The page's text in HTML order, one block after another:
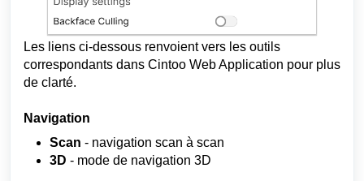
Les liens ci-dessous renvoient vers les outils
correspondants dans Cintoo Web Application pour plus
de clarté.
Navigation
Scan - navigation scan à scan
3D - mode de navigation 3D